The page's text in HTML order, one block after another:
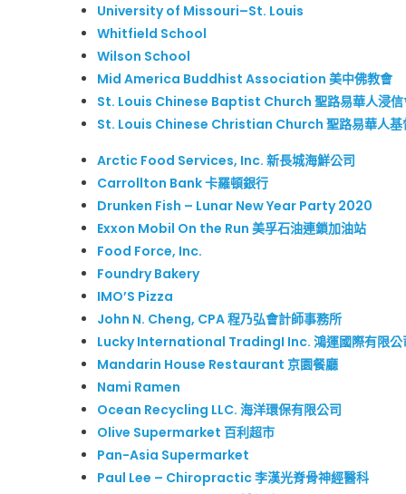
University of Missouri–St. Louis
Whitfield School
Wilson School
Mid America Buddhist Association 美中佛教會
St. Louis Chinese Baptist Church 聖路易華人浸信
St. Louis Chinese Christian Church 聖路易華人基
Arctic Food Services, Inc. 新長城海鮮公司
Carrollton Bank 卡羅頓銀行
Drunken Fish – Lunar New Year Party 2020
Exxon Mobil On the Run 美孚石油連鎖加油站
Food Force, Inc.
Foundry Bakery
IMO’S Pizza
John N. Cheng, CPA 程乃弘會計師事務所
Lucky International TradingI Inc. 鴻運國際有限公
Mandarin House Restaurant 京園餐廳
Nami Ramen
Ocean Recycling LLC. 海洋環保有限公司
Olive Supermarket 百利超市
Pan-Asia Supermarket
Paul Lee – Chiropractic 李漢光脊骨神經醫科